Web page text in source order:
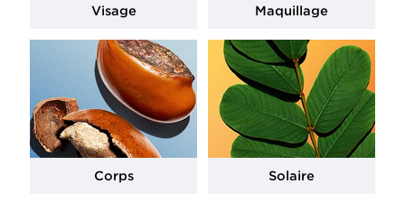
Visage Maquillage
Corps Solaire